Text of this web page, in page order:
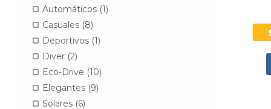
Automáticos (1)
Casuales (8)
Deportivos (1)
Diver (2)
Eco-Drive (10)
Elegantes (9)
Solares (6)